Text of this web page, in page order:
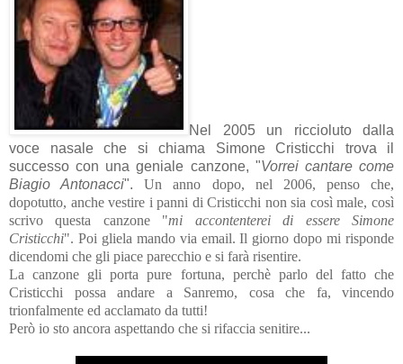
Nel 2005 un riccioluto dalla
voce nasale che si chiama Simone Cristicchi trova il
successo con una geniale canzone, "Vorrei cantare come
Biagio Antonacci".Un anno dopo, nel 2006, penso che,
dopotutto, anche vestire i panni di Cristicchi non sia così male, così
scrivo questa canzone "mi accontenterei di essere Simone
Cristicchi". Poi gliela mando via email.Il giorno dopo mi risponde
dicendomi che gli piace parecchio e si farà risentire.
La canzone gli porta pure fortuna, perchè parlo del fatto che
Cristicchi possa andare a Sanremo, cosa che fa, vincendo
trionfalmente ed acclamato da tutti!
Però io sto ancora aspettando che si rifaccia senitire...